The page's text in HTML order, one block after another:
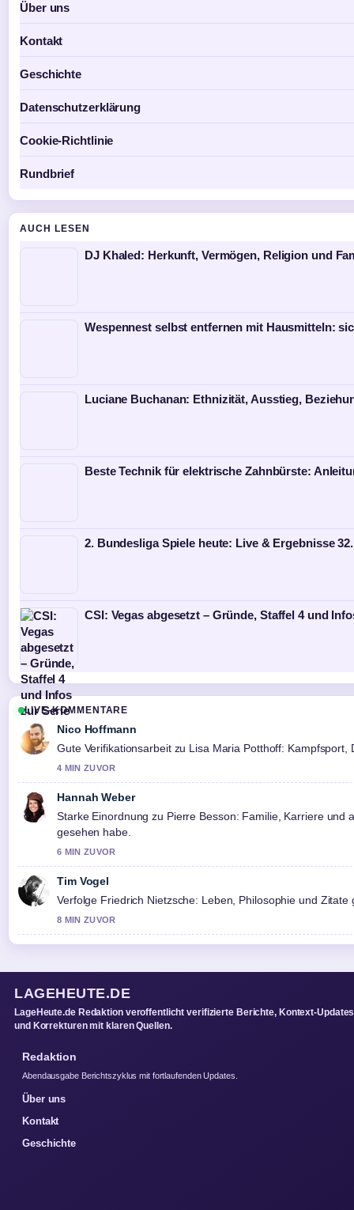
Über uns
Kontakt
Geschichte
Datenschutzerklärung
Cookie-Richtlinie
Rundbrief
AUCH LESEN
DJ Khaled: Herkunft, Vermögen, Religion und
Wespennest selbst entfernen mit Hausmitteln:
Luciane Buchanan: Ethnizität, Ausstieg,
Beste Technik für elektrische Zahnbürste:
2. Bundesliga Spiele heute: Live & Ergebnisse
CSI: Vegas abgesetzt – Gründe, Staffel 4 und
LIVE-KOMMENTARE
Nico Hoffmann
Gute Verifikationsarbeit zu Lisa Maria Potthoff:
4 MIN ZUVOR
Hannah Weber
Starke Einordnung zu Pierre Besson: Familie, Karriere
gesehen habe.
6 MIN ZUVOR
Tim Vogel
Verfolge Friedrich Nietzsche: Leben, Philosophie und
8 MIN ZUVOR
LAGEHEUTE.DE
LageHeute.de Redaktion veroffentlicht verifizierte Berichte, Kontext-Updates
und Korrekturen mit klaren Quellen.
Redaktion
Abendausgabe Berichtszyklus mit fortlaufenden Updates.
Über uns
Kontakt
Geschichte